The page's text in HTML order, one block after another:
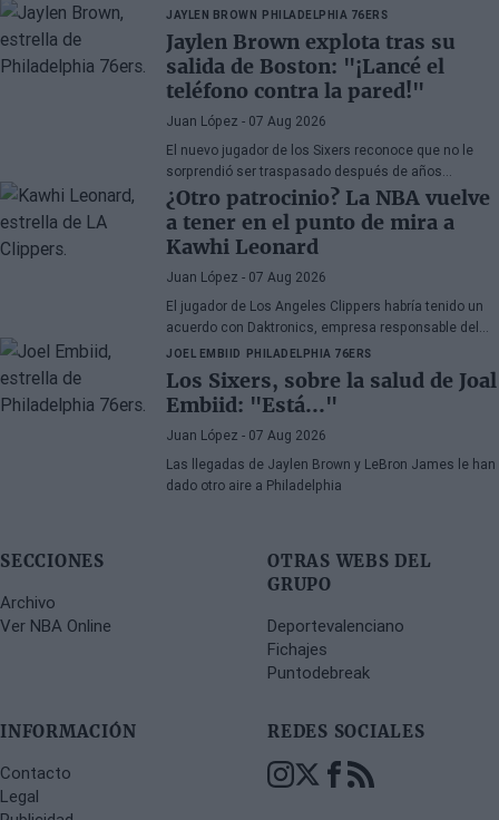
autorización médica para retomar todas las
actividades de baloncesto. El veterano base de 35
años busca regresar a laEuroligatras el paréntesis
forzado de la temporada 2025-26.
JAYLEN BROWN PHILADELPHIA 76ERS
Jaylen Brown explota tras su
salida de Boston: "¡Lancé el
teléfono contra la pared!"
Juan López - 07 Aug 2026
El nuevo jugador de los Sixers reconoce que no le
sorprendió ser traspasado después de años
apareciendo en rumores, aunque admite su
decepción por la manera en la que los Celtics
gestionaron la situación.
¿Otro patrocinio? La NBA vuelve
a tener en el punto de mira a
Kawhi Leonard
Juan López - 07 Aug 2026
El jugador de Los Angeles Clippers habría tenido un
acuerdo con Daktronics, empresa responsable del
videomarcador del Intuit Dome
JOEL EMBIID PHILADELPHIA 76ERS
Los Sixers, sobre la salud de Joal
Embiid: "Está..."
Juan López - 07 Aug 2026
Las llegadas de Jaylen Brown y LeBron James le han
dado otro aire a Philadelphia
SECCIONES
Archivo
Ver NBA Online
OTRAS WEBS DEL
GRUPO
Deportevalenciano
Fichajes
Puntodebreak
INFORMACIÓN
Contacto
Legal
REDES SOCIALES